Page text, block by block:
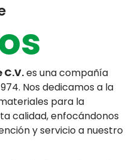
es una compañía
Nos dedicamos a la
para la
calidad, enfocándonos
y servicio a nuestro